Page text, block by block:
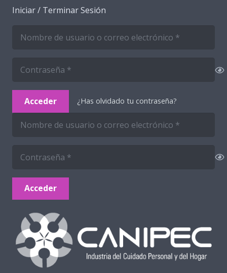
Iniciar / Terminar Sesión
Acceder ¿Has olvidado tu contraseña?
Acceder